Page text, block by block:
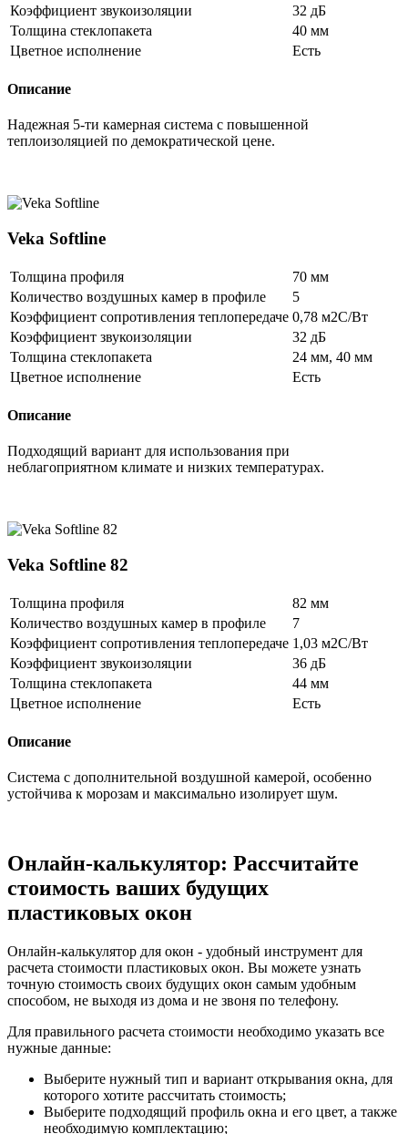
Коэффициент звукоизоляции
32 дБ
Толщина стеклопакета
40 мм
Цветное исполнение
Есть
Описание
Надежная 5-ти камерная система с повышенной
теплоизоляцией по демократической цене.
Veka Softline
Толщина профиля
70 мм
Количество воздушных камер в профиле
5
Коэффициент сопротивления теплопередаче 0,78 м2С/Вт
Коэффициент звукоизоляции
32 дБ
Толщина стеклопакета
24 мм, 40 мм
Цветное исполнение
Есть
Описание
Подходящий вариант для использования при
неблагоприятном климате и низких температурах.
Veka Softline 82
Толщина профиля
82 мм
Количество воздушных камер в профиле
7
Коэффициент сопротивления теплопередаче 1,03 м2С/Вт
Коэффициент звукоизоляции
36 дБ
Толщина стеклопакета
44 мм
Цветное исполнение
Есть
Описание
Система с дополнительной воздушной камерой, особенно
устойчива к морозам и максимально изолирует шум.
Онлайн-калькулятор: Рассчитайте
стоимость ваших будущих
пластиковых окон
Онлайн-калькулятор для окон - удобный инструмент для
расчета стоимости пластиковых окон. Вы можете узнать
точную стоимость своих будущих окон самым удобным
способом, не выходя из дома и не звоня по телефону.
Для правильного расчета стоимости необходимо указать все
нужные данные:
Выберите нужный тип и вариант открывания окна, для
которого хотите рассчитать стоимость;
Выберите подходящий профиль окна и его цвет, а также
необходимую комплектацию;